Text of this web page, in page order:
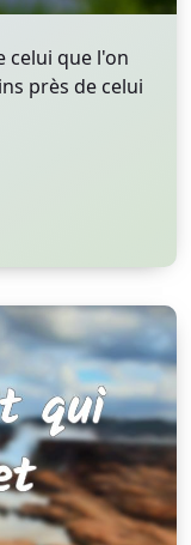
celui que l'on
près de celui